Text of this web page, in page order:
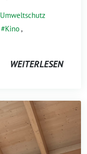
Umweltschutz
Kino,
WEITERLESEN